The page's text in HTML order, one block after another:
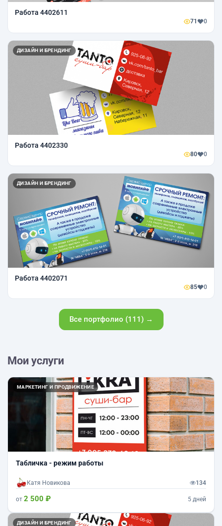
Работа 4402611
71 0
ДИЗАЙН И БРЕНДИНГ
Работа 4402330
80 0
ДИЗАЙН И БРЕНДИНГ
Работа 4402071
85 0
Все портфолио (111) →
Мои услуги
МАРКЕТИНГ И ПРОДВИЖЕНИЕ
Табличка - режим работы
Катя Новикова 134
от 2 500 ₽ 5 дней
ДИЗАЙН И БРЕНДИНГ